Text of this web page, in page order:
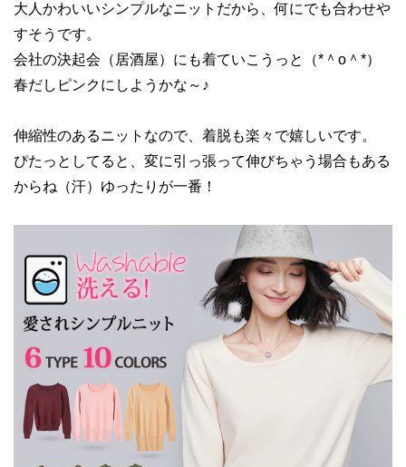
大人かわいいシンプルなニットだから、何にでも合わせや
すそうです。
会社の決起会（居酒屋）にも着ていこうっと（*＾o＾*）
春だしピンクにしようかな～♪
伸縮性のあるニットなので、着脱も楽々で嬉しいです。
ぴたっとしてると、変に引っ張って伸びちゃう場合もある
からね（汗）ゆったりが一番！